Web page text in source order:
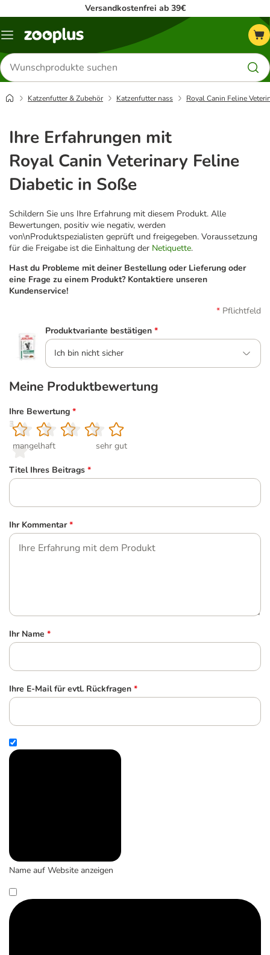
Versandkostenfrei ab 39€
Menü
Produkte
suchen
Katzenfutter & Zubehör Katzenfutter nass Royal Canin Feline
Ihre Erfahrungen mit
Royal Canin Veterinary Feline
Diabetic in Soße
Schildern Sie uns Ihre Erfahrung mit diesem Produkt. Alle
Bewertungen, positiv wie negativ, werden
von\nProduktspezialisten geprüft und freigegeben. Voraussetzung
für die Freigabe ist die Einhaltung der Netiquette.
Hast du Probleme mit deiner Bestellung oder Lieferung oder
eine Frage zu einem Produkt? Kontaktiere unseren
Kundenservice!
Pflichtfeld
Produktvariante bestätigen *
Ich bin nicht sicher
Meine Produktbewertung
Ihre Bewertung *
1
mangelhaft
2
3
4
5
sehr gut
Titel Ihres Beitrags *
Ihr Kommentar *
Ihr Name *
Ihre E-Mail für evtl. Rückfragen *
Name auf Website anzeigen